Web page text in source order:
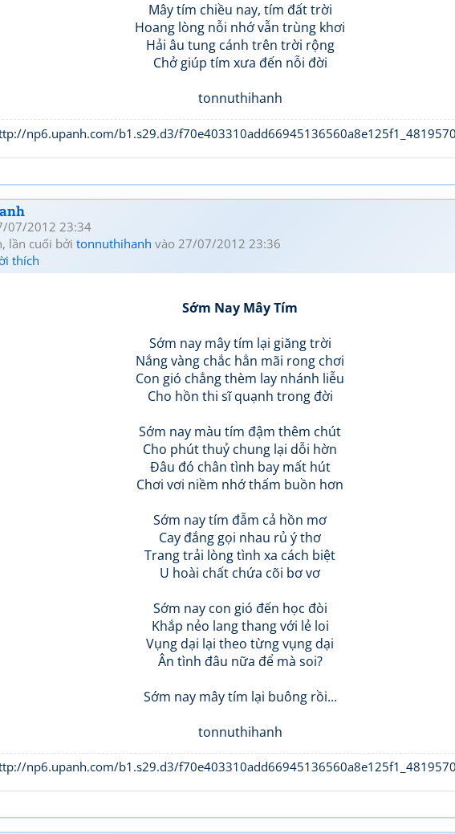
Mây tím chiều nay, tím đất trời
Hoang lòng nỗi nhớ vẫn trùng khơi
Hải âu tung cánh trên trời rộng
Chở giúp tím xưa đến nỗi đời
tonnuthihanh
07/2012 23:34
lần cuối bởi tonnuthihanh vào 27/07/2012 23:36
thích
Sớm Nay Mây Tím
Sớm nay mây tím lại giăng trời
Nắng vàng chắc hẳn mãi rong chơi
Con gió chẳng thèm lay nhánh liễu
Cho hồn thi sĩ quạnh trong đời
Sớm nay màu tím đậm thêm chút
Cho phút thuỷ chung lại dỗi hờn
Đâu đó chân tình bay mất hút
Chơi vơi niềm nhớ thấm buồn hơn
Sớm nay tím đẫm cả hồn mơ
Cay đắng gọi nhau rủ ý thơ
Trang trải lòng tình xa cách biệt
U hoài chất chứa cõi bơ vơ
Sớm nay con gió đến học đòi
Khắp nẻo lang thang với lẻ loi
Vụng dại lại theo từng vụng dại
Ân tình đâu nữa để mà soi?
Sớm nay mây tím lại buông rồi...
tonnuthihanh